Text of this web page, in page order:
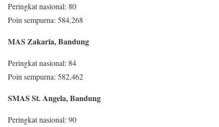
Peringkat nasional: 80
Poin sempurna: 584,268
MAS Zakaria, Bandung
Peringkat nasional: 84
Poin sempurna: 582,462
SMAS St. Angela, Bandung
Peringkat nasional: 90